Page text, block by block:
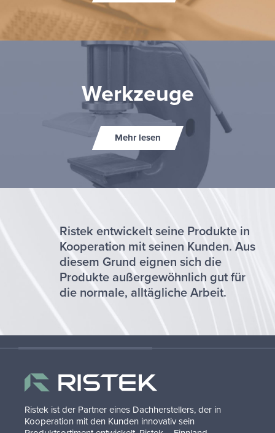
Werk­zeu­ge
Mehr lesen
Ristek entwickelt seine Produkte in
Kooperation mit seinen Kunden. Aus
diesem Grund eignen sich die
Produkte außergewöhnlich gut für
die normale, alltägliche Arbeit.
Ristek ist der Partner eines Dachherstellers, der in
Kooperation mit den Kunden innovativ sein